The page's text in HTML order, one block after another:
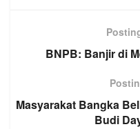
BNPB: Banjir di
Masyarakat Bangka
Budi